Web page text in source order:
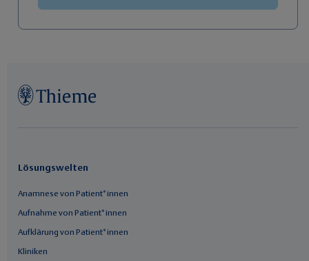
Lösungswelten
Anamnese von Patient*innen
Aufnahme von Patient*innen
Aufklärung von Patient*innen
Kliniken